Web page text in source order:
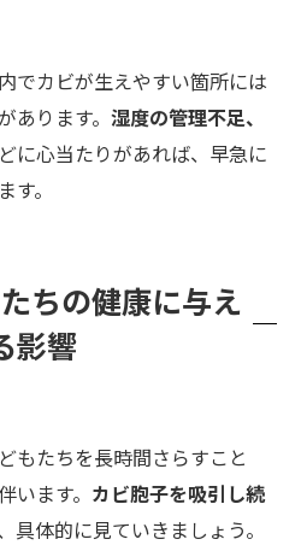
でカビが生えやすい箇所には
ります。 湿度の管理不足、
に心当たりがあれば、早急に
。
ちの健康に与え
影響
もたちを長時間さらすこと
ます。 カビ胞子を吸引し続
具体的に見ていきましょう。